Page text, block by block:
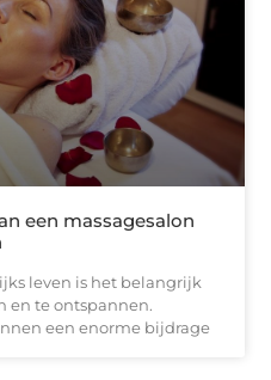
een massagesalon
leven is het belangrijk
en te ontspannen.
een enorme bijdrage